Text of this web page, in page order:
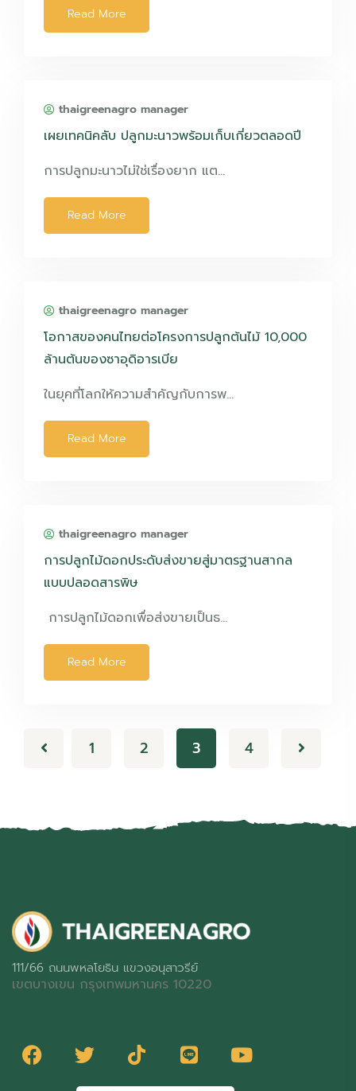
Read More
thaigreenagro manager
เผยเทคนิคลับ ปลูกมะนาวพร้อมเก็บเกี่ยวตลอดปี
การปลูกมะนาวไม่ใช่เรื่องยาก แต…
Read More
thaigreenagro manager
โอกาสของคนไทยต่อโครงการปลูกต้นไม้ 10,000
ล้านต้นของซาอุดิอารเบีย
ในยุคที่โลกให้ความสำคัญกับการพ…
Read More
thaigreenagro manager
การปลูกไม้ดอกประดับส่งขายสู่มาตรฐานสากล
แบบปลอดสารพิษ
การปลูกไม้ดอกเพื่อส่งขายเป็นธ…
Read More
1 2 3 4
111/66 ถนนพหลโยธิน แขวงอนุสาวรีย์
เขตบางเขน กรุงเทพมหานคร 10220